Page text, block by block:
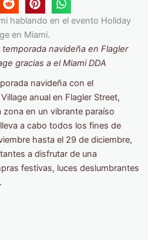
navideña en Flagler
gracias a el Miami DDA
navideña con el
anual en Flagler Street,
en un vibrante paraíso
a cabo todos los fines de
hasta el 29 de diciembre,
a disfrutar de una
festivas, luces deslumbrantes